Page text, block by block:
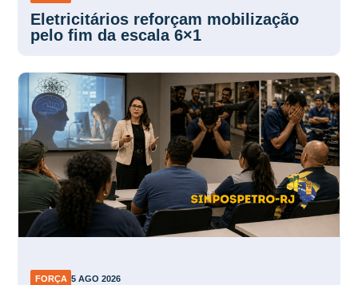
Eletricitários reforçam mobilização
pelo fim da escala 6×1
FORÇA 5 AGO 2026